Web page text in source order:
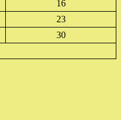
16
23
30